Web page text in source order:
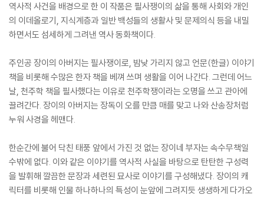
역사적 사건을 배경으로 한 이 작품은 필사쟁이의 삶을 통해 사회와 개인
의 이데올로기, 지식계층과 일반 백성들의 생활사 및 문제의식 등을 내밀
하면서도 섬세하게 그려낸 역사 동화책이다.
주인공 장이의 아버지는 필사쟁이로, 밤낮 가리지 않고 언문(한글) 이야기
책을 비롯해 수많은 한자 책을 베껴 쓰며 생활을 이어 나간다. 그런데 어느
날, 천주학 책을 필사했다는 이유로 천주학쟁이라는 오명을 쓰고 관아에
끌려간다. 장이의 아버지는 장독이 오를 만큼 매를 맞고 나와 산송장처럼
누워 사경을 헤맨다.
한순간에 불어 닥친 태풍 앞에서 가진 것 없는 장이네 부자는 속수무책일
수밖에 없다. 이와 같은 이야기를 역사적 사실을 바탕으로 탄탄한 구성력
을 발휘해 깔끔한 문장과 세련된 묘사로 이야기를 구성해냈다. 장이의 캐
릭터를 비롯해 인물 하나하나의 특성이 눈앞에 그려지듯 생생하게 다가오